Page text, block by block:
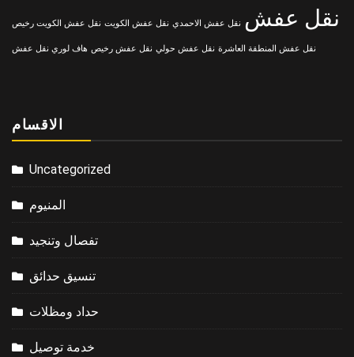
نقل عفش نقل عفش الاحمدي نقل عفش الكويت نقل عفش الكويت رخيص
نقل عفش المنطقة العاشرة نقل عفش حولي نقل عفش رخيص هاف لوري نقل عفش
الاقسام
Uncategorized
المنيوم
تفصال وتنجيد
تنسيق حدائق
حداد ومظلات
خدمة توصيل